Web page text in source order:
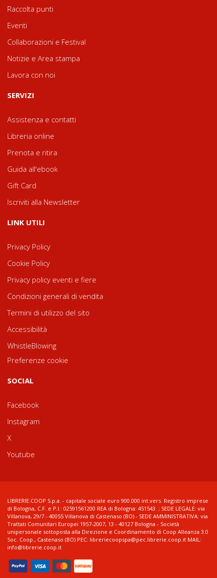
Raccolta punti
Eventi
Collaborazioni e Festival
Notizie e Area stampa
Lavora con noi
SERVIZI
Assistenza e contatti
Libreria online
Prenota e ritira
Guida all'ebook
Gift Card
Iscriviti alla Newsletter
LINK UTILI
Privacy Policy
Cookie Policy
Privacy policy eventi e fiere
Condizioni generali di vendita
Termini di utilizzo del sito
Accessibilità
WhistleBlowing
Preferenze cookie
SOCIAL
Facebook
Instagram
X
Youtube
LIBRERIE.COOP S.p.a. - capitale sociale euro 900.000 int.vers. Registro imprese
di Bologna, C.F. e P.I.: 02591561200 REA di Bologna: 451543 ; SEDE LEGALE: via
Villanova, 29/7 - 40055 Villanova di Castenaso (BO) - SEDE AMMINISTRATIVA: via
Trattati Comunitari Europei 1957-2007, 13 - 40127 Bologna - Società
unipersonale sottoposta alla Direzione e Coordinamento di Coop Alleanza 3.0
Soc. Coop., Castenaso (BO) PEC: libreriecoopspa@pec.librerie.coop.it MAIL:
info@librerie.coop.it